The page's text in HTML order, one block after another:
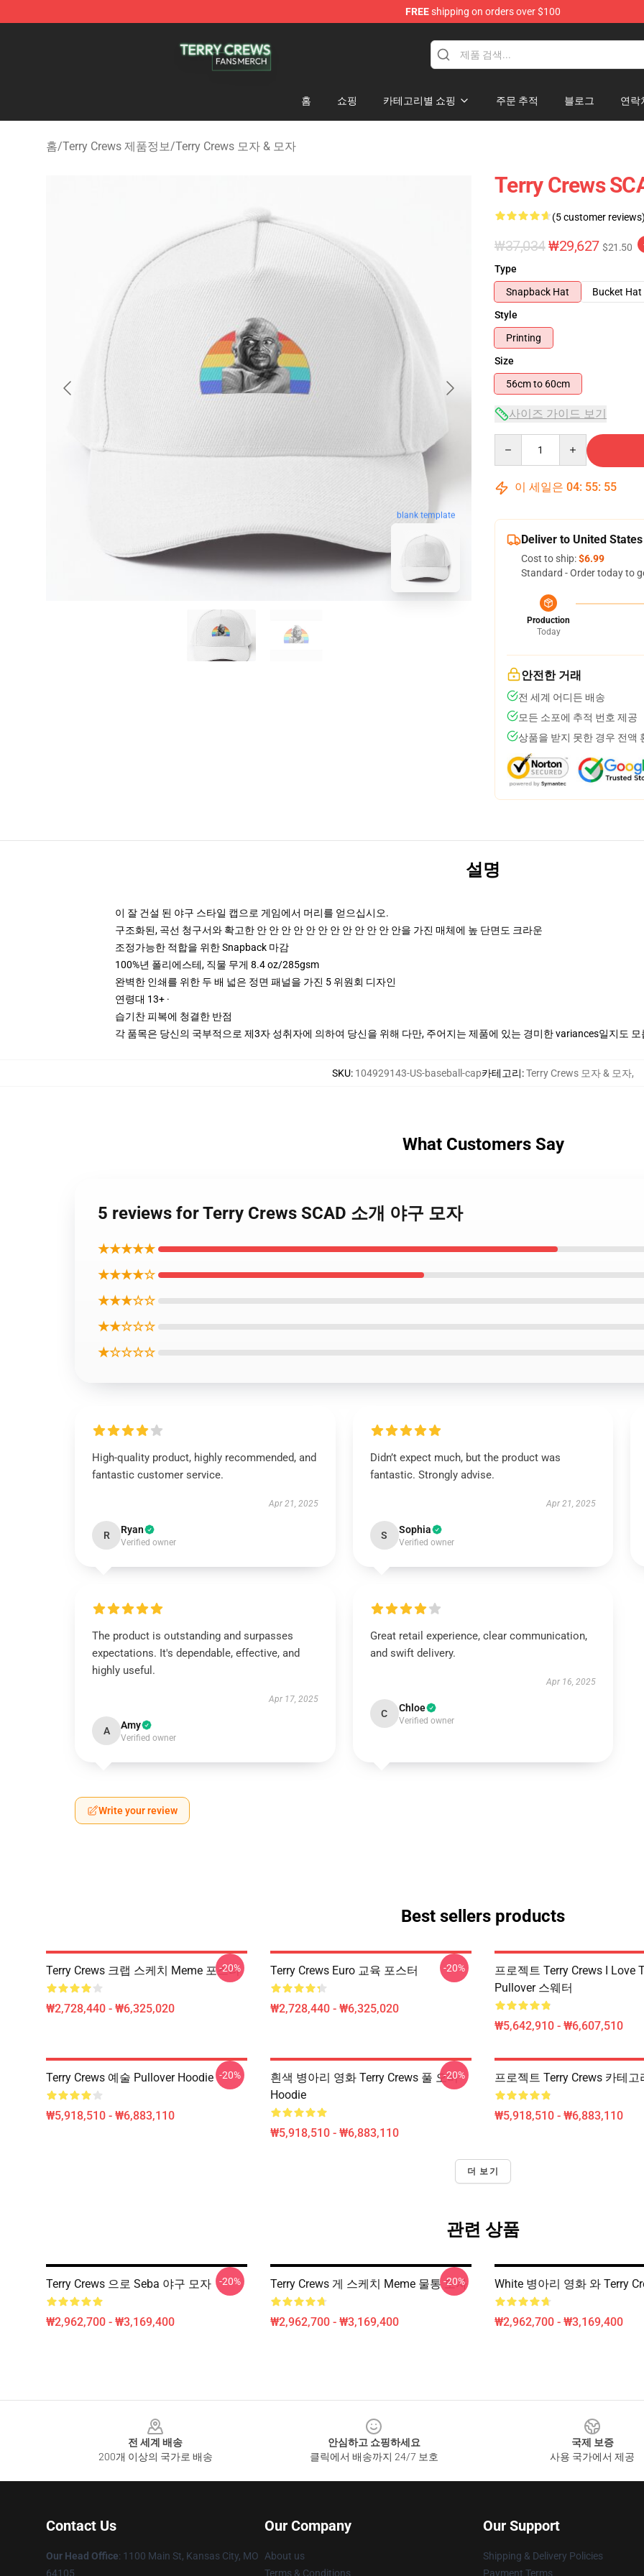
FREEshipping on orders over $100
홈 쇼핑 카테고리별 쇼핑 주문 추적 블로그 연락
홈/Terry Crews 제품정보/Terry Crews 모자 & 모자
blank template
Terry Crews
(5 customer
₩37,034₩29,627 $21.50
Type
Snapback Hat
Bucket Hat
Style
Printing
Size
56cm to 60cm
사이즈 가이드 보기
이 세일은 04: 55: 54
Deliver to United States
Cost to ship:$6.99
Standard - Order today to
Production
Today
안전한 거래
전 세계 어디든 배송
모든 소포에 추적 번호 제공
상품을 받지 못한 경우 전액
설명
이 잘 건설 된 야구 스타일 캡으로 게임에서 머리를 얻으십시오.
구조화된, 곡선 청구서와 확고한 안 안 안 안 안 안 안 안 안 안 안 안을 가진 매체에 높 단면도 크라운
조정가능한 적합을 위한 Snapback 마감
100%년 폴리에스테, 직물 무게 8.4 oz/285gsm
완벽한 인쇄를 위한 두 배 넓은 정면 패널을 가진 5 위원회 디자인
연령대 13+ ·
습기찬 피복에 청결한 반점
각 품목은 당신의 국부적으로 제3자 성취자에 의하여 당신을 위해 다만, 주어지는 제품에 있는 경미한 variances일지도
SKU: 104929143-US-baseball-cap카테고리:Terry Crews 모자 & 모자,
What Customers Say
5 reviews for Terry Crews SCAD 소개 야구 모자
★★★★★
★★★★☆
★★★☆☆
★★☆☆☆
★☆☆☆☆
High-quality product, highly recommended, and
fantastic customer service.
Apr 21, 2025
R Ryan
Verified owner
Didn’t expect much, but the product was
fantastic. Strongly advise.
Apr 21, 2025
S Sophia
Verified owner
The product is outstanding and surpasses
expectations. It's dependable, effective, and
highly useful.
Apr 17, 2025
A Amy
Verified owner
Great retail experience, clear communication,
and swift delivery.
Apr 16, 2025
C Chloe
Verified owner
Write your review
Best sellers products
Terry Crews 크랩 스케치 Meme 포스터
₩2,728,440 - ₩6,325,020
-20% Terry Crews Euro 교육 포스터
₩2,728,440 - ₩6,325,020
-20%
프로젝트 Terry Crews I Love
Pullover 스웨터
₩5,642,910 - ₩6,607,510
Terry Crews 예술 Pullover Hoodie
₩5,918,510 - ₩6,883,110
-20%
흰색 병아리 영화 Terry Crews 풀 오버
Hoodie
₩5,918,510 - ₩6,883,110
-20% 프로젝트 Terry Crews 카테고
₩5,918,510 - ₩6,883,110
더 보기
관련 상품
Terry Crews 으로 Seba 야구 모자
₩2,962,700 - ₩3,169,400
-20% Terry Crews 게 스케치 Meme 물통 모자
₩2,962,700 - ₩3,169,400
-20% White 병아리 영화 와 Terry
₩2,962,700 - ₩3,169,400
전 세계 배송
200개 이상의 국가로 배송
안심하고 쇼핑하세요
클릭에서 배송까지 24/7 보호
국제 보증
사용 국가에서 제공
Contact Us
Our Head Office: 1100 Main St, Kansas City, MO
64105
Our Company
About us
Terms & Conditions
Our Support
Shipping & Delivery Policies
Payment Terms